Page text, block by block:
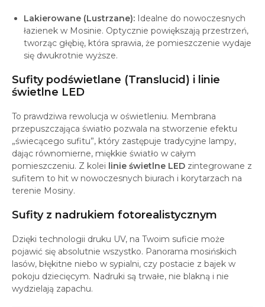
Lakierowane (Lustrzane): Idealne do nowoczesnych
łazienek w Mosinie. Optycznie powiększają przestrzeń,
tworząc głębię, która sprawia, że pomieszczenie wydaje
się dwukrotnie wyższe.
Sufity podświetlane (Translucid) i linie
świetlne LED
To prawdziwa rewolucja w oświetleniu. Membrana
przepuszczająca światło pozwala na stworzenie efektu
„świecącego sufitu”, który zastępuje tradycyjne lampy,
dając równomierne, miękkie światło w całym
pomieszczeniu. Z kolei linie świetlne LED zintegrowane z
sufitem to hit w nowoczesnych biurach i korytarzach na
terenie Mosiny.
Sufity z nadrukiem fotorealistycznym
Dzięki technologii druku UV, na Twoim suficie może
pojawić się absolutnie wszystko. Panorama mosińskich
lasów, błękitne niebo w sypialni, czy postacie z bajek w
pokoju dziecięcym. Nadruki są trwałe, nie blakną i nie
wydzielają zapachu.